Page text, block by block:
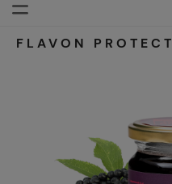
FLAVON PROTECT